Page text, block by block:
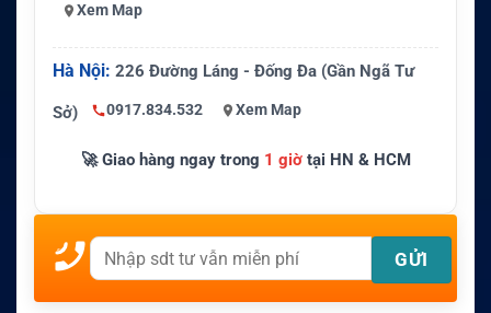
Xem Map
Hà Nội: 226 Đường Láng - Đống Đa (Gần Ngã Tư
Sở) 0917.834.532 Xem Map
🚀 Giao hàng ngay trong 1 giờtại HN & HCM